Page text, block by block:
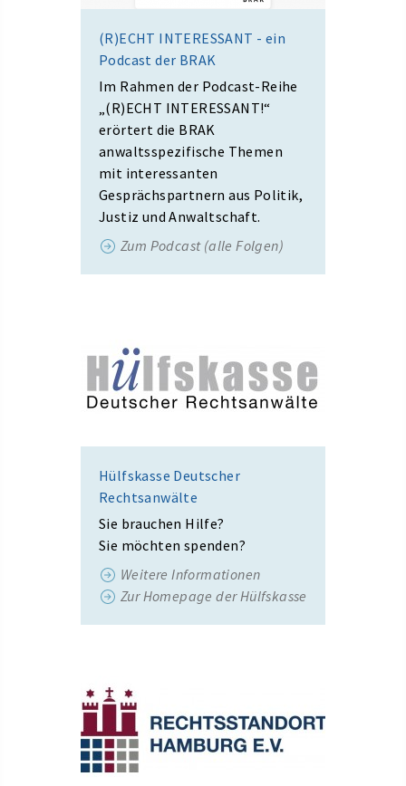
(R)ECHT INTERESSANT - ein
Podcast der BRAK
Im Rahmen der Podcast-Reihe
„(R)ECHT INTERESSANT!“
erörtert die BRAK
anwaltsspezifische Themen
mit interessanten
Gesprächspartnern aus Politik,
Justiz und Anwaltschaft.
Zum Podcast (alle Folgen)
Hülfskasse Deutscher
Rechtsanwälte
Sie brauchen Hilfe?
Sie möchten spenden?
Weitere Informationen
Zur Homepage der Hülfskasse